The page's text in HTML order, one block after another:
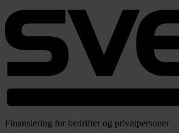
Finansiering for bedrifter og privatpersoner